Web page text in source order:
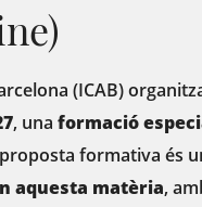
(ICAB)
, una formació
formativa és
aquesta matèria,